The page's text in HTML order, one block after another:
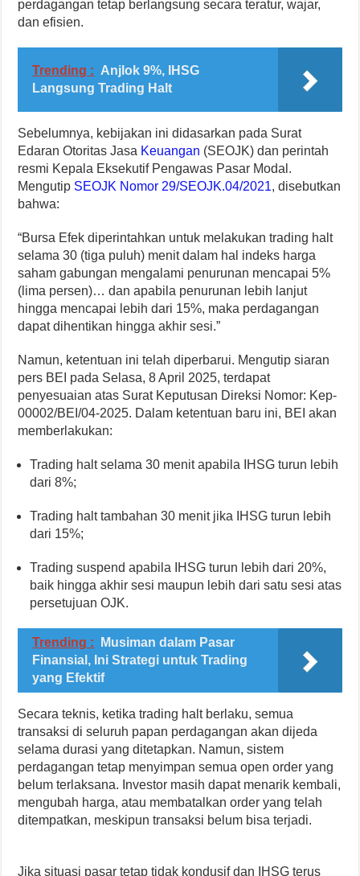
perdagangan tetap berlangsung secara teratur, wajar,
dan efisien.
Trending : Anjlok 9%, IHSG
Langsung Trading Halt
Sebelumnya, kebijakan ini didasarkan pada Surat
Edaran Otoritas Jasa Keuangan (SEOJK) dan perintah
resmi Kepala Eksekutif Pengawas Pasar Modal.
Mengutip SEOJK Nomor 29/SEOJK.04/2021, disebutkan
bahwa:
“Bursa Efek diperintahkan untuk melakukan trading halt
selama 30 (tiga puluh) menit dalam hal indeks harga
saham gabungan mengalami penurunan mencapai 5%
(lima persen)… dan apabila penurunan lebih lanjut
hingga mencapai lebih dari 15%, maka perdagangan
dapat dihentikan hingga akhir sesi.”
Namun, ketentuan ini telah diperbarui. Mengutip siaran
pers BEI pada Selasa, 8 April 2025, terdapat
penyesuaian atas Surat Keputusan Direksi Nomor: Kep-
00002/BEI/04-2025. Dalam ketentuan baru ini, BEI akan
memberlakukan:
Trading halt selama 30 menit apabila IHSG turun lebih
dari 8%;
Trading halt tambahan 30 menit jika IHSG turun lebih
dari 15%;
Trading suspend apabila IHSG turun lebih dari 20%,
baik hingga akhir sesi maupun lebih dari satu sesi atas
persetujuan OJK.
Trending :
Musiman dalam Pasar
Finansial, Ini Strategi untuk Trading
yang Efektif
Secara teknis, ketika trading halt berlaku, semua
transaksi di seluruh papan perdagangan akan dijeda
selama durasi yang ditetapkan. Namun, sistem
perdagangan tetap menyimpan semua open order yang
belum terlaksana. Investor masih dapat menarik kembali,
mengubah harga, atau membatalkan order yang telah
ditempatkan, meskipun transaksi belum bisa terjadi.
Jika situasi pasar tetap tidak kondusif dan IHSG terus